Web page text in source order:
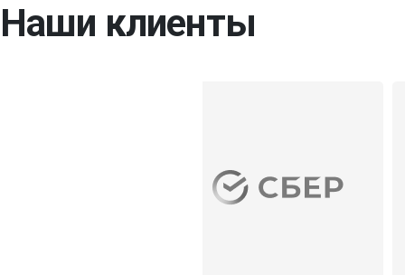
Наши клиенты